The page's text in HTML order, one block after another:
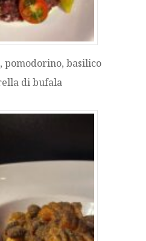
basilico
di bufala